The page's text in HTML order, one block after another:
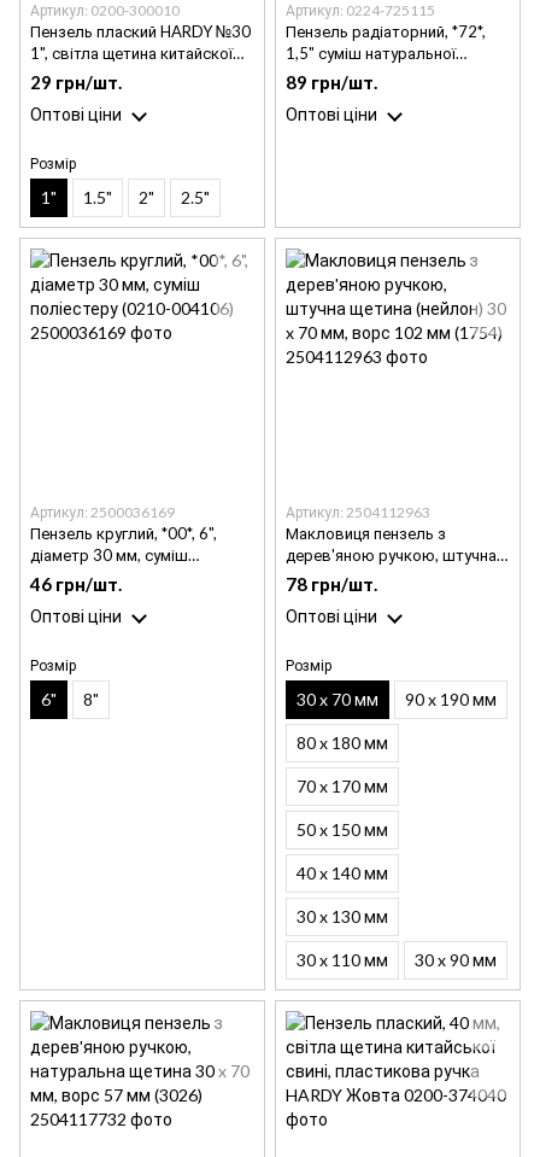
Артикул: 0200-300010
Пензель плаский HARDY №30
1", світла щетина китайскої
свині
29 грн/шт.
Оптові ціни
Розмір
1" 1.5" 2" 2.5"
Артикул: 0224-725115
Пензель радіаторний, *72*,
1,5" суміш натуральної
щетини та поліестру,
довжина 53 мм
89 грн/шт.
Оптові ціни
Артикул: 2500036169
Пензель круглий, *00*, 6",
діаметр 30 мм, суміш
поліестеру (0210-004106)
46 грн/шт.
Оптові ціни
Розмір
6" 8"
Артикул: 2504112963
Макловиця пензель з
дерев'яною ручкою, штучна
щетина (нейлон) 30 x 70 мм,
ворс 102 мм (1754)
78 грн/шт.
Оптові ціни
Розмір
30 x 70 мм 90 x 190 мм
80 x 180 мм
70 x 170 мм
50 x 150 мм
40 x 140 мм
30 x 130 мм
30 x 110 мм 30 x 90 мм